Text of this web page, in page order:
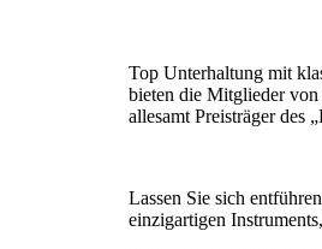
Top Unterhaltung mit
bieten die Mitglieder
allesamt Preisträger des
Lassen Sie sich
einzigartigen Instru­ments,